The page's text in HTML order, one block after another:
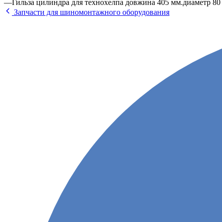
— Гильза цилиндра для технохелпа довжина 405 мм.диаметр
Запчасти для шиномонтажного оборудования